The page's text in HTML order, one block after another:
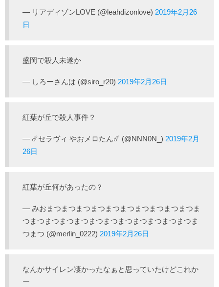
— リアディゾンLOVE (@leahdizonlove) 2019年2月26
日
盛岡で殺人未遂か
— しろーさんは (@siro_r20) 2019年2月26日
紅葉が丘で殺人事件？
— ☄️セラヴィ やおメロたん☄️ (@NNN0N_) 2019年2月
26日
紅葉が丘何があったの？
— みおまつまつまつまつまつまつまつまつまつまつま
つまつまつまつまつまつまつまつまつまつまつまつま
つまつ (@merlin_0222) 2019年2月26日
なんかサイレン凄かったなぁと思っていたけどこれか
ー